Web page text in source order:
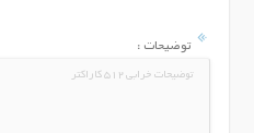
توضیحات :